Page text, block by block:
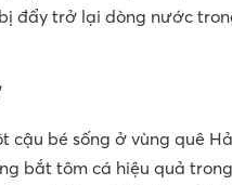
đẩy trở lại dòng nước
cậu bé sống ở vùng quê
bắt tôm cá hiệu quả